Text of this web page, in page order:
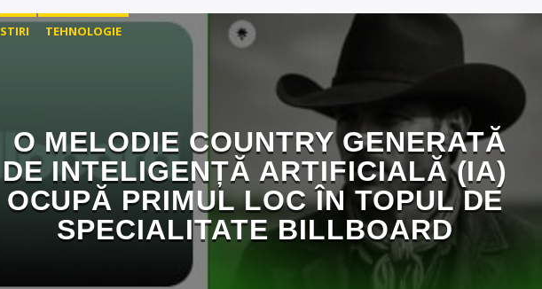
STIRI TEHNOLOGIE
O MELODIE COUNTRY GENERATĂ
DE INTELIGENȚĂ ARTIFICIALĂ (IA)
OCUPĂ PRIMUL LOC ÎN TOPUL DE
SPECIALITATE BILLBOARD